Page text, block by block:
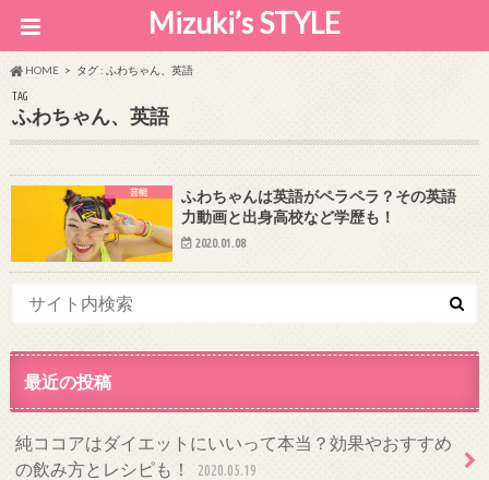
Mizuki’s STYLE
HOME タグ : ふわちゃん、英語
TAG
ふわちゃん、英語
芸能
ふわちゃんは英語がペラペラ？その英語
力動画と出身高校など学歴も！
2020.01.08
最近の投稿
純ココアはダイエットにいいって本当？効果やおすすめ
の飲み方とレシピも！
2020.05.19